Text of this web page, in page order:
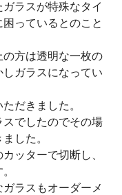
ラスが特殊なタイ
っているとのこと
方は透明な一枚の
ガラスになってい
だきました。
でしたのでその場
した。
ッターで切断し、
ラスもオーダーメ